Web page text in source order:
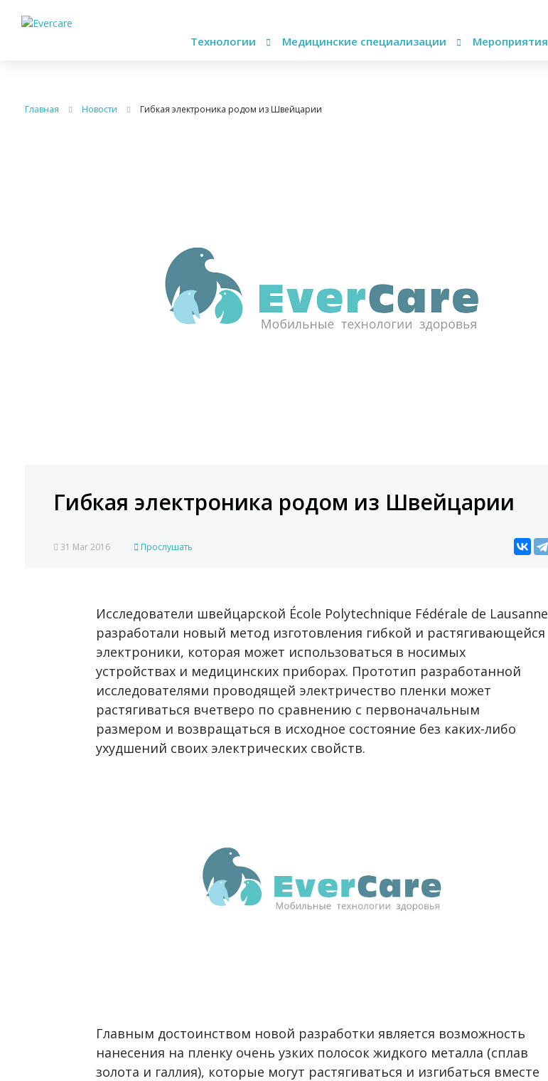
Технологии Медицинские специализации Мероприятия
Главная Новости Гибкая электроника родом из Швейцарии
Гибкая электроника родом из Швейцарии
31 Mar 2016 Прослушать
Исследователи швейцарской École Polytechnique Fédérale de Lausanne
разработали новый метод изготовления гибкой и растягивающейся
электроники, которая может использоваться в носимых
устройствах и медицинских приборах. Прототип разработанной
исследователями проводящей электричество пленки может
растягиваться вчетверо по сравнению с первоначальным
размером и возвращаться в исходное состояние без каких-либо
ухудшений своих электрических свойств.
Главным достоинством новой разработки является возможность
нанесения на пленку очень узких полосок жидкого металла (сплав
золота и галлия), которые могут растягиваться и изгибаться вместе